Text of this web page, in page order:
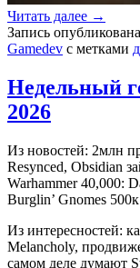
Читать далее →
Запись опубликована
Gamedev с метками
Недельный
2026
Из новостей: 2млн
Resynced, Obsidian
Warhammer 40,000:
Burglin’ Gnomes
Из интересностей:
Melancholy,
самом деле думают